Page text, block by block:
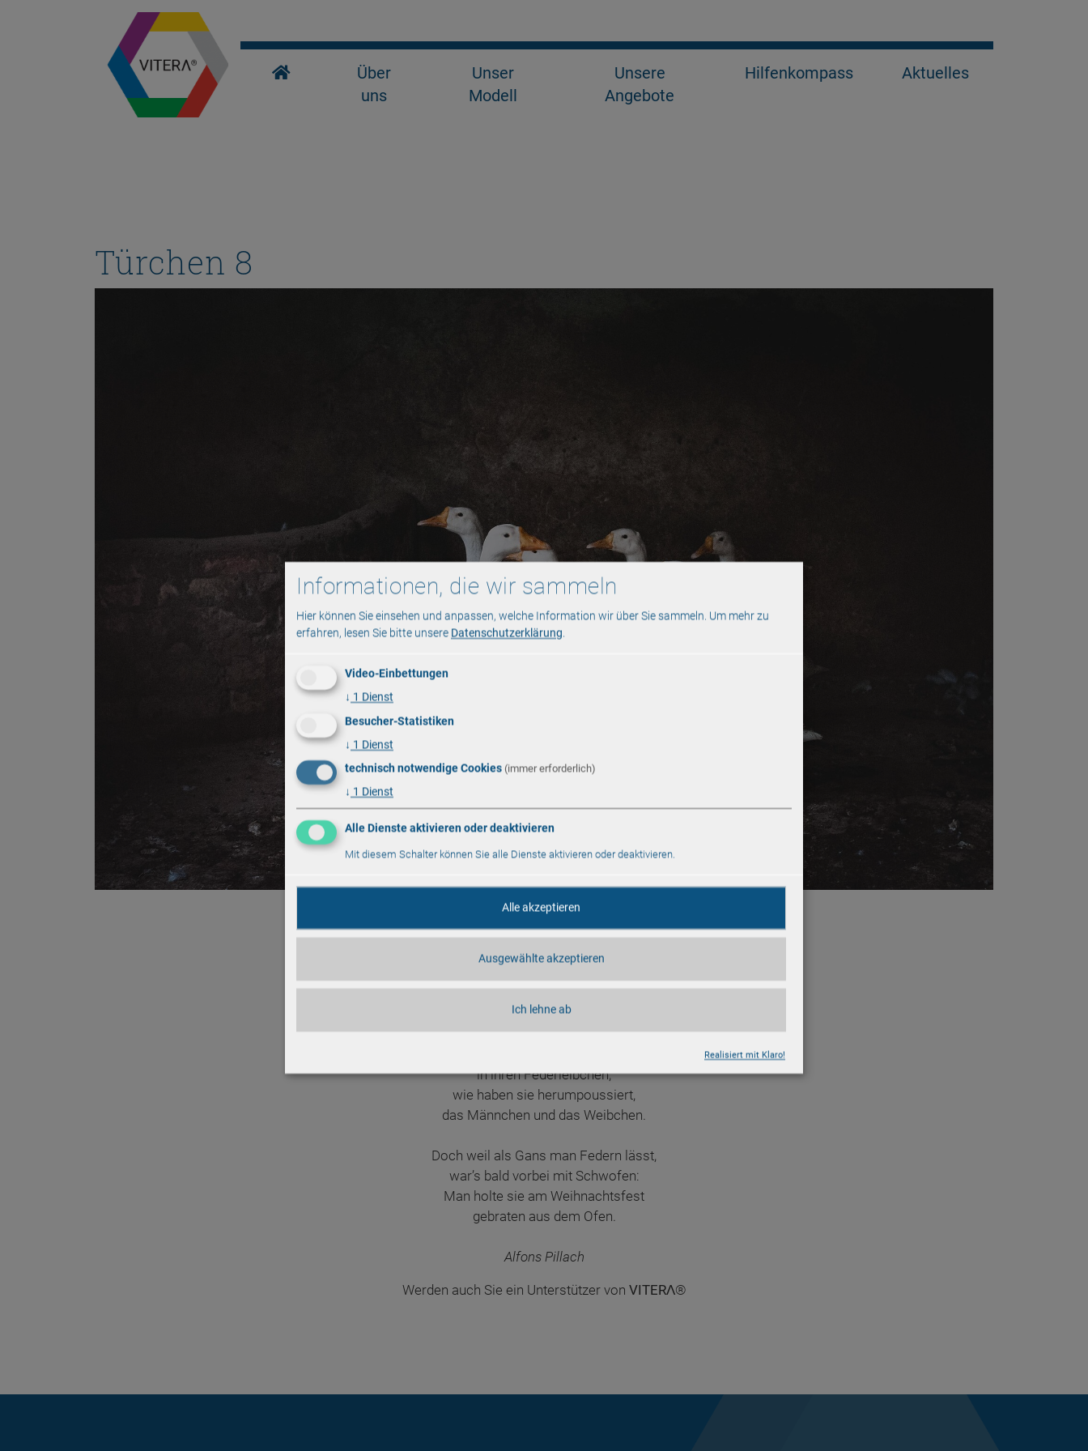
Über
uns
Unser
Modell
Unsere
Angebote
Hilfenkompass Aktuelles
Türchen 8
Zwei Weihnachtsgänse
Es zankte sich ein Gänsepaar
im Gänsefederkleid.
in ihren Federleibchen,
wie haben sie herumpoussiert,
das Männchen und das Weibchen.
Doch weil als Gans man Federn lässt,
war’s bald vorbei mit Schwofen:
Man holte sie am Weihnachtsfest
gebraten aus dem Ofen.
Alfons Pillach
Werden auch Sie ein Unterstützer von VITERΛ®
Informationen, die wir sammeln
Hier können Sie einsehen und anpassen, welche Information wir über Sie sammeln. Um mehr zu
erfahren, lesen Sie bitte unsere Datenschutzerklärung.
Video-Einbettungen
↓ 1 Dienst
Besucher-Statistiken
↓ 1 Dienst
technisch notwendige Cookies (immer erforderlich)
↓ 1 Dienst
Alle Dienste aktivieren oder deaktivieren
Mit diesem Schalter können Sie alle Dienste aktivieren oder deaktivieren.
Ich lehne ab
Ausgewählte akzeptieren
Alle akzeptieren
Realisiert mit Klaro!